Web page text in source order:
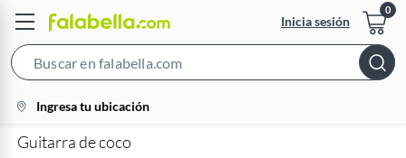
Inicia sesión
Bar
location-
icon
Ingresa tu ubicación
Guitarra de coco